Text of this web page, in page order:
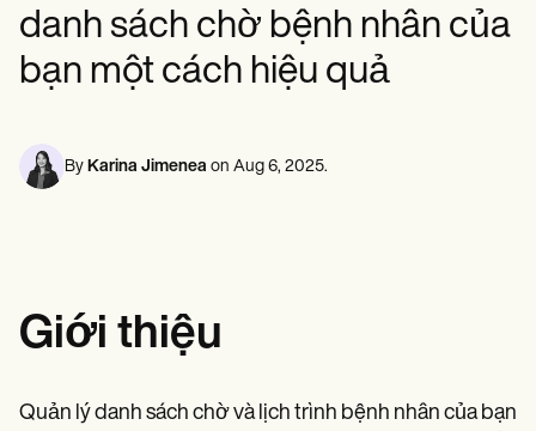
Chuyên gia sức khỏe tâm thần
Nhân viên xã hội
Chuyên gia dinh dưỡng & Chuyên gia dinh dưỡng
Vật lý trị liệu
Chuyên gia trị liệu massage
Chuyên gia trị liệu nghề nghiệp
Templates
ICD Codes
SOAP Note Template
Insurance claims
Speech therapists
Life coaches
Massage therapists
Personal trainers
danh sách chờ bệnh nhân của
bạn một cách hiệu quả
By Karina Jimenea on Aug 6, 2025.
Giới thiệu
Quản lý danh sách chờ và lịch trình bệnh nhân của bạn